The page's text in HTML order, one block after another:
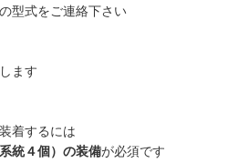
式をご連絡下さい
ます
着するには
統４個）の装備が必須です